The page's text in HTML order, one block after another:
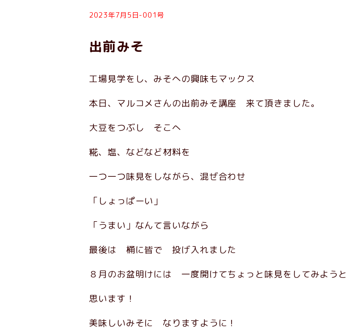
2023年7月5日-001号
出前みそ
工場見学をし、みそへの興味もマックス
本日、マルコメさんの出前みそ講座 来て頂きました。
大豆をつぶし そこへ
糀、塩、などなど材料を
一つ一つ味見をしながら、混ぜ合わせ
「しょっぱーい」
「うまい」なんて言いながら
最後は 桶に皆で 投げ入れました
８月のお盆明けには 一度開けてちょっと味見をしてみようと
思います！
美味しいみそに なりますように！